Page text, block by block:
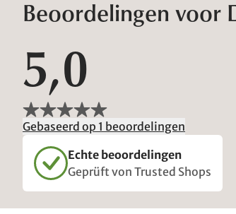
Beoordelingen voor
5,0
Gebaseerd op 1 beoordelingen
Echte beoordelingen
Geprüft von Trusted Shops